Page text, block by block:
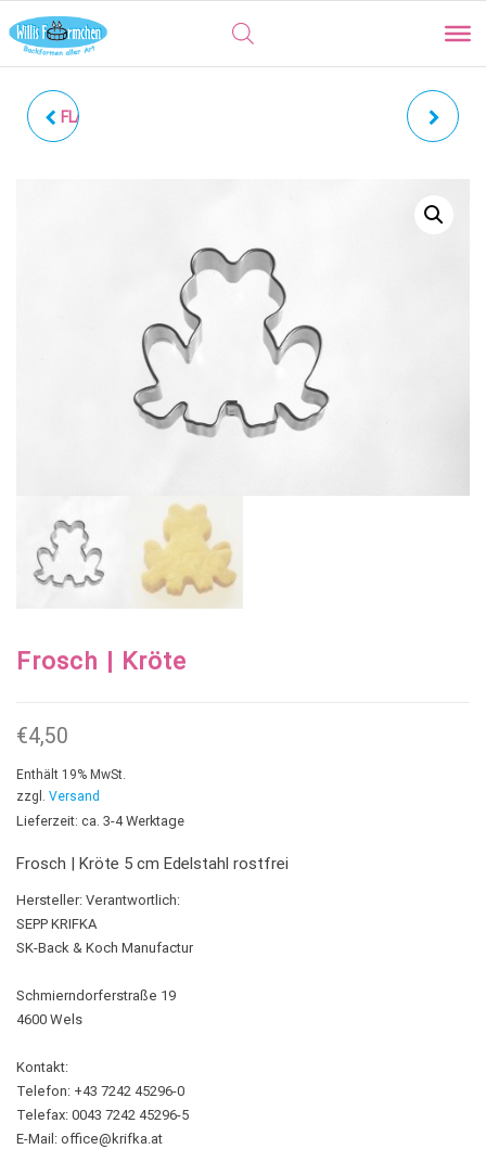
FLAMINGO | TASSENKEKS
Frosch | Kröte
€4,50
Enthält 19% MwSt.
zzgl. Versand
Lieferzeit: ca. 3-4 Werktage
Frosch | Kröte 5 cm Edelstahl rostfrei
Hersteller: Verantwortlich:
SEPP KRIFKA
SK-Back & Koch Manufactur
Schmierndorferstraße 19
4600 Wels
Kontakt:
Telefon: +43 7242 45296-0
Telefax: 0043 7242 45296-5
E-Mail: office@krifka.at